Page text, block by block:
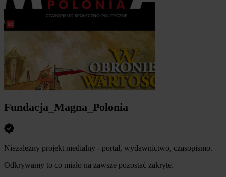
Fundacja_Magna_Polonia
Niezależny projekt medialny - portal, wydawnictwo, czasopismo.
Odkrywamy to co miało na zawsze pozostać zakryte.